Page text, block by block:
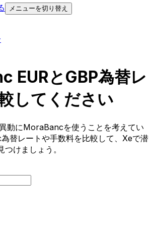
メニューを切り替え
EURとGBP為替レ
してください
動にMoraBancを使うことを考えてい
替レートや手数料を比較して、Xeで潜
けましょう。